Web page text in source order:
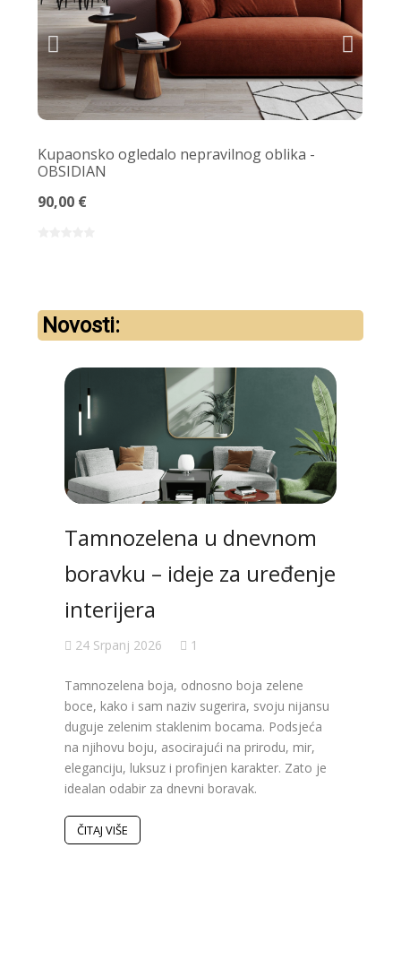
Kupaonsko ogledalo nepravilnog oblika -
OBSIDIAN
90,00 €
Novosti:
Tamnozelena u dnevnom
boravku – ideje za uređenje
interijera
24 Srpanj 2026 1
Tamnozelena boja, odnosno boja zelene
boce, kako i sam naziv sugerira, svoju nijansu
duguje zelenim staklenim bocama. Podsjeća
na njihovu boju, asocirajući na prirodu, mir,
eleganciju, luksuz i profinjen karakter. Zato je
idealan odabir za dnevni boravak.
ČITAJ VIŠE